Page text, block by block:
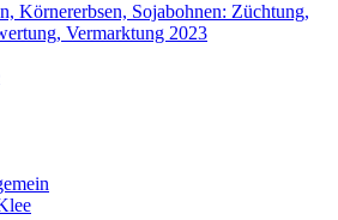
Körnererbsen, Sojabohnen: Züchtung,
Vermarktung 2023